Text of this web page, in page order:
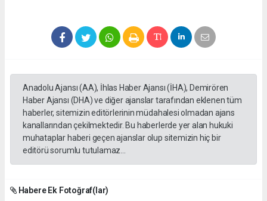
Anadolu Ajansı (AA), İhlas Haber Ajansı (İHA), Demirören
Haber Ajansı (DHA) ve diğer ajanslar tarafından eklenen tüm
haberler, sitemizin editörlerinin müdahalesi olmadan ajans
kanallarından çekilmektedir. Bu haberlerde yer alan hukuki
muhataplar haberi geçen ajanslar olup sitemizin hiç bir
editörü sorumlu tutulamaz...
Habere Ek Fotoğraf(lar)